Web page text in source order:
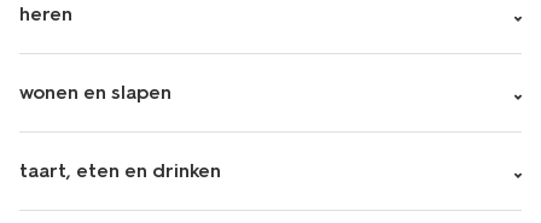
heren
wonen en slapen
taart, eten en drinken